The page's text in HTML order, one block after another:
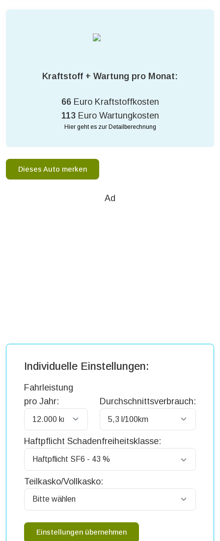
Kraftstoff + Wartung pro Monat:
66 Euro Kraftstoffkosten
113 Euro Wartungkosten
Hier geht es zur Detailberechnung
Dieses Auto merken
Ad
Individuelle Einstellungen:
Fahrleistung
pro Jahr:
Durchschnittsverbrauch:
Haftpflicht Schadenfreiheitsklasse:
Teilkasko/Vollkasko:
Einstellungen übernehmen